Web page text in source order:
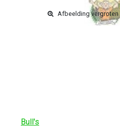
Afbeelding vergroten
Bull's